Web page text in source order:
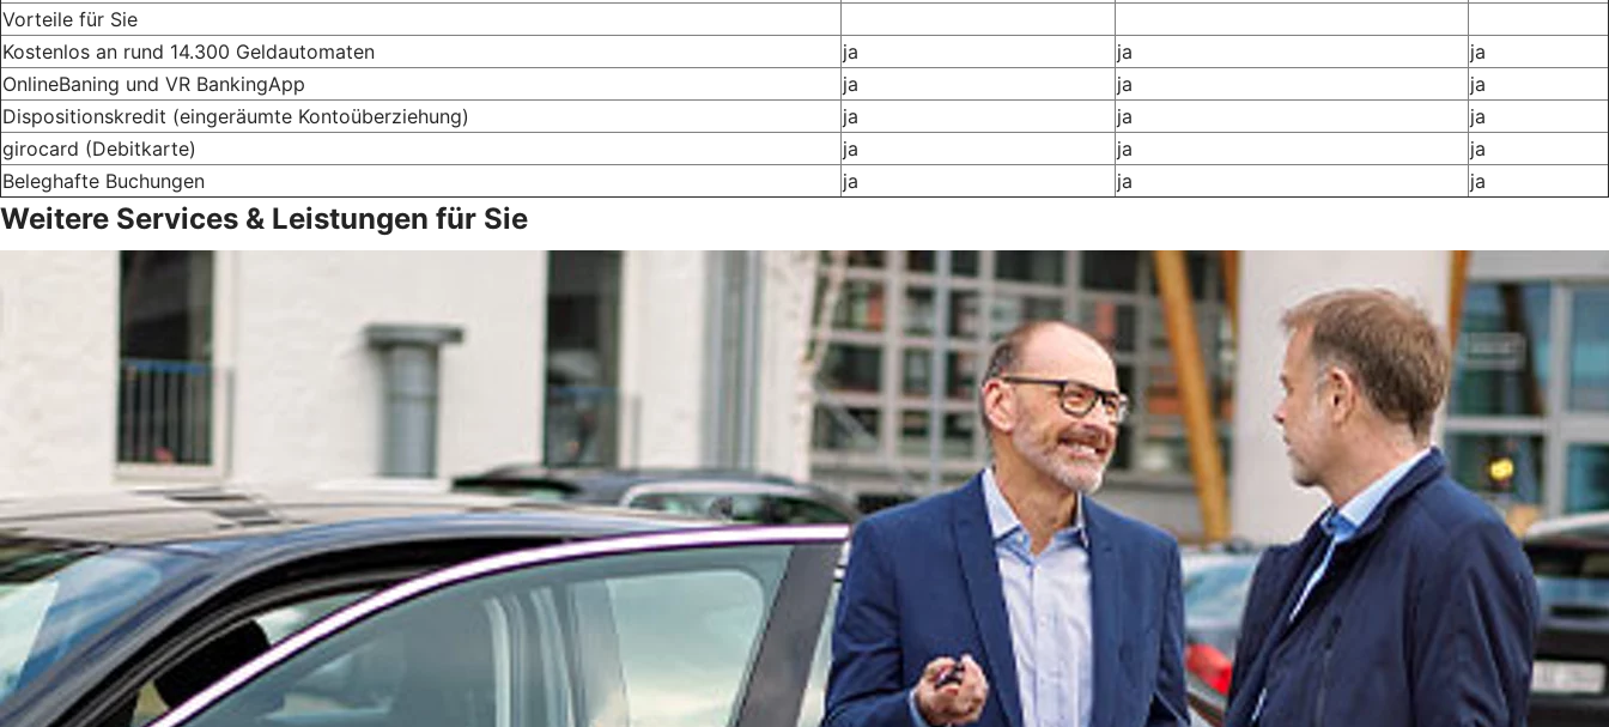
Vorteile für Sie
Kostenlos an rund 14.300 Geldautomaten
ja ja
ja
OnlineBaning und VR BankingApp
ja ja
ja
Dispositionskredit (eingeräumte Kontoüberziehung)
ja ja
ja
girocard (Debitkarte)
ja ja
ja
Beleghafte Buchungen
ja ja ja
Weitere Services & Leistungen für Sie